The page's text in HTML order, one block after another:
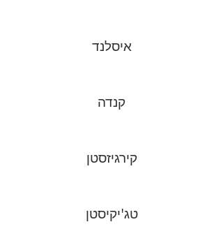
איסלנד
קנדה
קירגיזסטן
טג'יקיסטן